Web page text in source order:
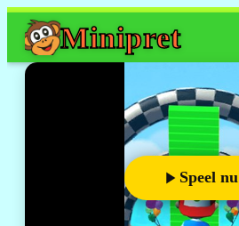
Minipret
Speel nu